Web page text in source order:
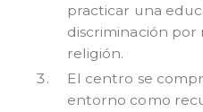
practicar una
discriminación por
religión.
El centro se
entorno como